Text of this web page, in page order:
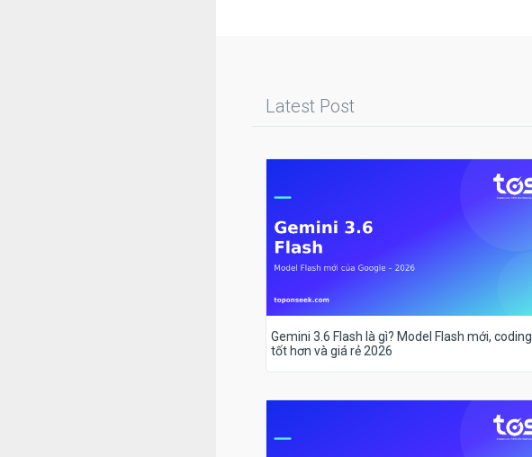
Latest Post
Gemini 3.6 Flash là gì? Model Flash mới, coding
tốt hơn và giá rẻ 2026